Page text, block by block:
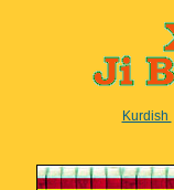
Kurdish